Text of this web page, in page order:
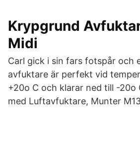
Krypgrund
Midi
Carl gick i sin fars fotspår och
avfuktare är perfekt vid
+20o C och klarar ned till -20o
med Luftavfuktare, Munter